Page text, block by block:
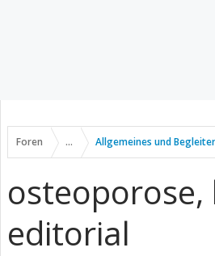
Foren ... Allgemeines und
osteoporose,
editorial